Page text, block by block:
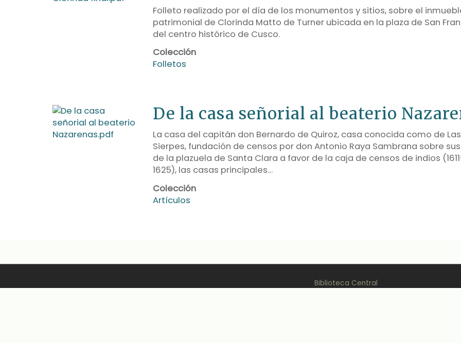
Folleto realizado por el día de los monumentos y sitios, sobre el
patrimonial de Clorinda Matto de Turner ubicada en la plaza de San
del centro histórico de Cusco.
Colección
Folletos
De la casa señorial al beaterio
La casa del capitán don Bernardo de Quiroz, casa conocida como de Las
Sierpes, fundación de censos por don Antonio Raya Sambrana sobre
de la plazuela de Santa Clara a favor de la caja de censos de indios
1625), las casas principales…
Colección
Artículos
Biblioteca Central